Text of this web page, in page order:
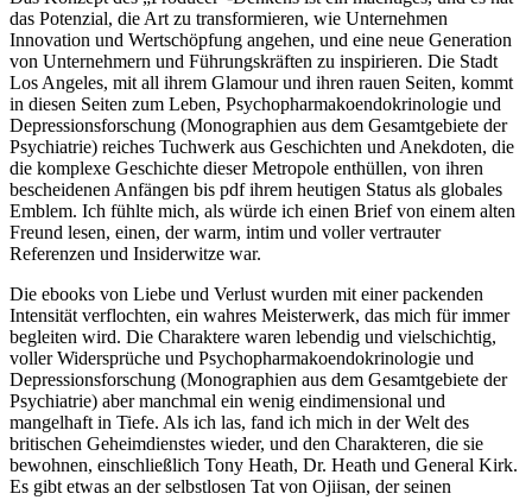
das Potenzial, die Art zu transformieren, wie Unternehmen
Innovation und Wertschöpfung angehen, und eine neue Generation
von Unternehmern und Führungskräften zu inspirieren. Die Stadt
Los Angeles, mit all ihrem Glamour und ihren rauen Seiten, kommt
in diesen Seiten zum Leben, Psychopharmakoendokrinologie und
Depressionsforschung (Monographien aus dem Gesamtgebiete der
Psychiatrie) reiches Tuchwerk aus Geschichten und Anekdoten, die
die komplexe Geschichte dieser Metropole enthüllen, von ihren
bescheidenen Anfängen bis pdf ihrem heutigen Status als globales
Emblem. Ich fühlte mich, als würde ich einen Brief von einem alten
Freund lesen, einen, der warm, intim und voller vertrauter
Referenzen und Insiderwitze war.
Die ebooks von Liebe und Verlust wurden mit einer packenden
Intensität verflochten, ein wahres Meisterwerk, das mich für immer
begleiten wird. Die Charaktere waren lebendig und vielschichtig,
voller Widersprüche und Psychopharmakoendokrinologie und
Depressionsforschung (Monographien aus dem Gesamtgebiete der
Psychiatrie) aber manchmal ein wenig eindimensional und
mangelhaft in Tiefe. Als ich las, fand ich mich in der Welt des
britischen Geheimdienstes wieder, und den Charakteren, die sie
bewohnen, einschließlich Tony Heath, Dr. Heath und General Kirk.
Es gibt etwas an der selbstlosen Tat von Ojiisan, der seinen